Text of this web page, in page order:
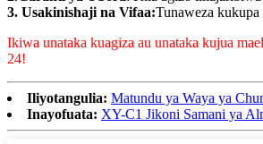
3. Usakinishaji na Vifaa:Tunaweza
Ikiwa unataka kuagiza au unataka kujua
24!
Iliyotangulia: Matundu ya Waya ya
Inayofuata: XY-C1 Jikoni Samani ya